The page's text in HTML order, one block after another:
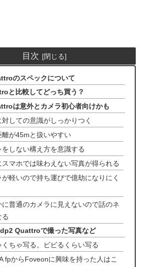
目次
のスペックについて
と比較してどっち買う？
は意外とカメラ初心者向けかも
対しての意識がしっかりつく
離が45mと扱いやすい
をしない構え方を意識する
スマホでは味わえない写真が得られる
が軽いので持ち運びで億劫になりにく
に普通のカメラに見えないので話のネ
る
dp2 Quattroで撮った写真など
くちゃ写る。ビビるくらい写る
fpからFoveonに興味を持った人はこ